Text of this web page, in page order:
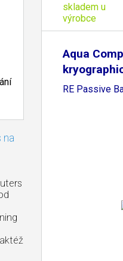
na
skladem u
výrobce
Aqua
3090
RE Passive